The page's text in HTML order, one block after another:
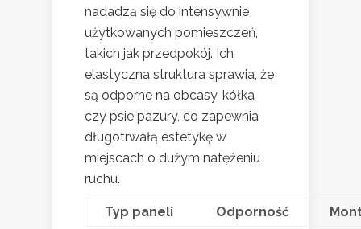
nadadzą się do intensywnie
użytkowanych pomieszczeń,
takich jak przedpokój. Ich
elastyczna struktura sprawia, że
są odporne na obcasy, kółka
czy psie pazury, co zapewnia
długotrwałą estetykę w
miejscach o dużym natężeniu
ruchu.
Typ paneli Odporność